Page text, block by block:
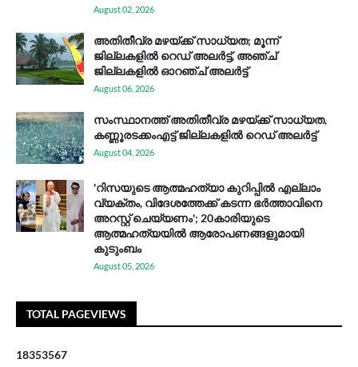
August 02, 2026
അതിതീവ്ര മഴയ്ക്ക് സാധ്യത; മൂന്ന്
ജില്ലകളിൽ റെഡ് അലർട്ട്, അഞ്ച്
ജില്ലകളിൽ ഓറഞ്ച് അലർട്ട്
August 06, 2026
സം​സ്ഥാ​ന​ത്ത് അ​തി​തീ​വ്ര മ​ഴ​യ്ക്ക് സാ​ധ്യ​ത,
കണ്ണൂരടക്കംഎ​ട്ട് ജി​ല്ല​ക​ളി​ൽ റെ​ഡ് അ​ലർ​ട്ട്
August 04, 2026
'റിസയുടെ ആത്മഹത്യാ കുറിപ്പിൽ എല്ലാം
വ്യക്തം, വിദേശത്തേക്ക് കടന്ന ഭർത്താവിനെ
അറസ്റ്റ് ചെയ്യണം'; 20കാരിയുടെ
ആത്മഹത്യയിൽ ആരോപണങ്ങളുമായി
കുടുംബം
August 05, 2026
TOTAL PAGEVIEWS
18353567